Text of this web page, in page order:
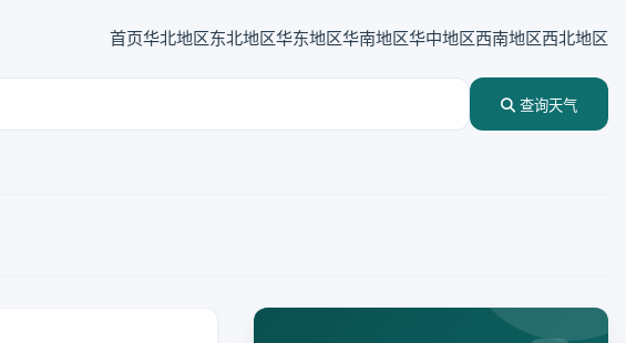
首页华北地区东北地区华东地区华南地区华中地区西南地区西北地区
查询天气